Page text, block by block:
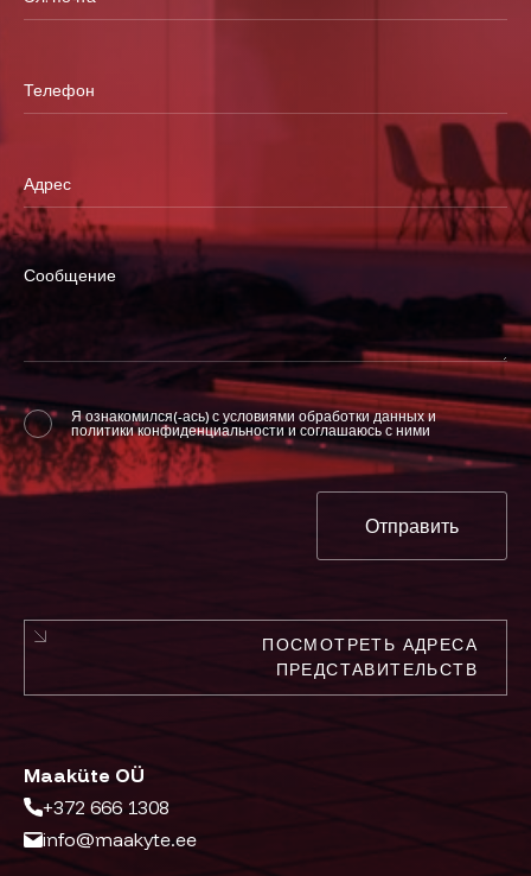
Я ознакомился(-ась) с условиями обработки данных и
политики конфиденциальностии соглашаюсь с ними
Отправить
ПОСМОТРЕТЬ АДРЕСА
ПРЕДСТАВИТЕЛЬСТВ
Maaküte OÜ
+372 666 1308
info@maakyte.ee